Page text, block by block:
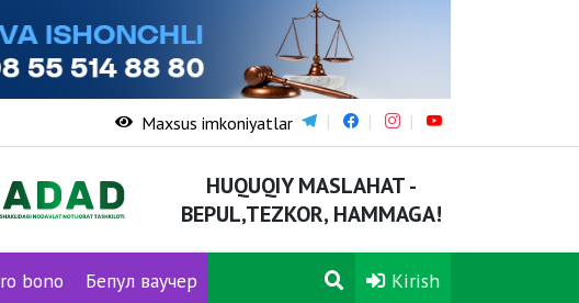
Maxsus imkoniyatlar
HUQUQIY MASLAHAT -
BEPUL,TEZKOR, HAMMAGA!
bono Бепул ваучер Kirish